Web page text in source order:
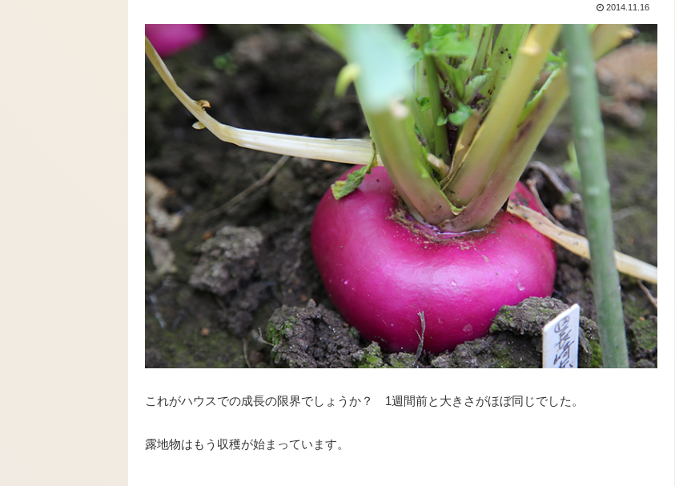
2014.11.16
これがハウスでの成長の限界でしょうか？ 1週間前と大きさがほぼ同じでした。
露地物はもう収穫が始まっています。